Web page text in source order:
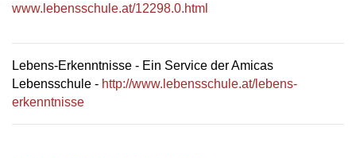
www.lebensschule.at/12298.0.html
Lebens-Erkenntnisse - Ein Service der Amicas
Lebensschule - http://www.lebensschule.at/lebens-
erkenntnisse